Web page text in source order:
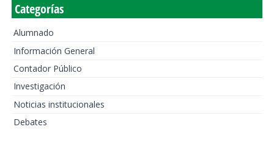
Categorías
Alumnado
Información General
Contador Público
Investigación
Noticias institucionales
Debates